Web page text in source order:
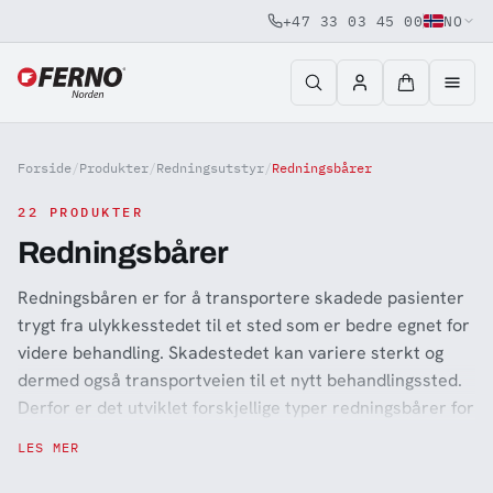
Jump to content
+47 33 03 45 00 NO
Forside/Produkter/Redningsutstyr/Redningsbårer
22 PRODUKTER
Redningsbårer
Redningsbåren er for å transportere skadede pasienter
trygt fra ulykkesstedet til et sted som er bedre egnet for
videre behandling. Skadestedet kan variere sterkt og
dermed også transportveien til et nytt behandlingssted.
Derfor er det utviklet forskjellige typer redningsbårer for
LES MER